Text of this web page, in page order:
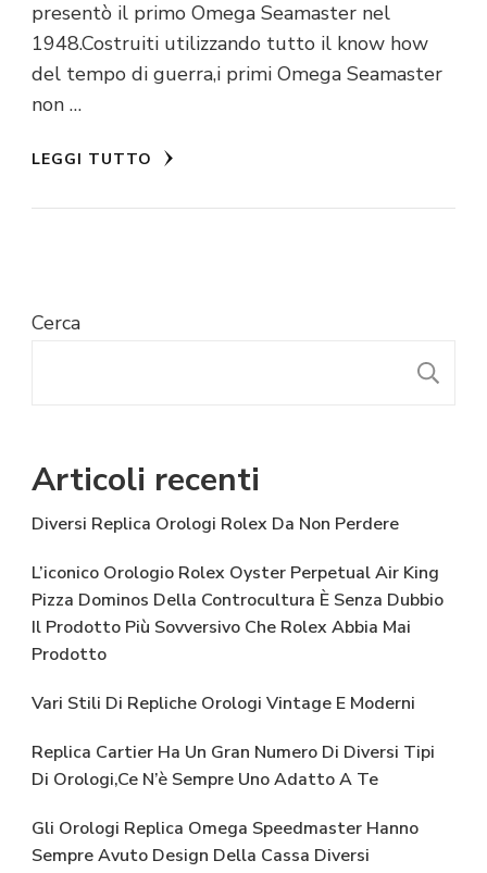
presentò il primo Omega Seamaster nel
1948.Costruiti utilizzando tutto il know how
del tempo di guerra,i primi Omega Seamaster
non …
LEGGI TUTTO
Cerca
Articoli recenti
Diversi Replica Orologi Rolex Da Non Perdere
L’iconico Orologio Rolex Oyster Perpetual Air King
Pizza Dominos Della Controcultura È Senza Dubbio
Il Prodotto Più Sovversivo Che Rolex Abbia Mai
Prodotto
Vari Stili Di Repliche Orologi Vintage E Moderni
Replica Cartier Ha Un Gran Numero Di Diversi Tipi
Di Orologi,Ce N’è Sempre Uno Adatto A Te
Gli Orologi Replica Omega Speedmaster Hanno
Sempre Avuto Design Della Cassa Diversi